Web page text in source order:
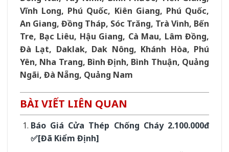
Vĩnh Long, Phú Quốc, Kiên Giang, Phú Quốc,
An Giang, Đồng Tháp, Sóc Trăng, Trà Vinh, Bến
Tre, Bạc Liêu, Hậu Giang, Cà Mau, Lâm Đồng,
Đà Lạt, Daklak, Dak Nông, Khánh Hòa, Phú
Yên, Nha Trang, Bình Định, Bình Thuận, Quảng
Ngãi, Đà Nẵng, Quảng Nam
BÀI VIẾT LIÊN QUAN
Báo Giá Cửa Thép Chống Cháy 2.100.000đ
✅[Đã Kiểm Định]